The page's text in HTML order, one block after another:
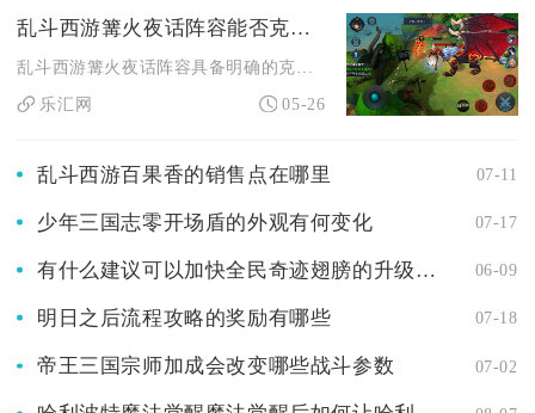
乱斗西游篝火夜话阵容能否克制其他阵容
乐汇网
05-26
乱斗西游百果香的销售点在哪里 07-11
少年三国志零开场盾的外观有何变化 07-17
有什么建议可以加快全民奇迹翅膀的升级进度 06-09
明日之后流程攻略的奖励有哪些 07-18
帝王三国宗师加成会改变哪些战斗参数 07-02